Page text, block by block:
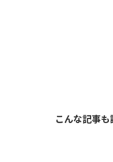
こんな記事